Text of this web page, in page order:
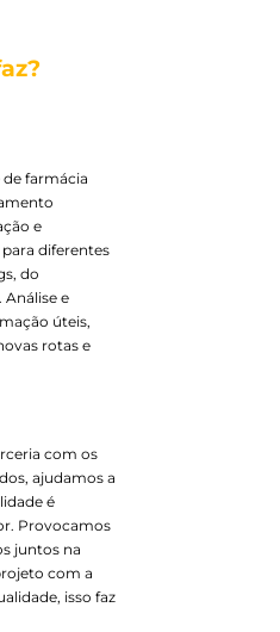
farmácia
e
diferentes
do
e
úteis,
rotas e
com os
ajudamos a
é
Provocamos
juntos na
com a
isso faz